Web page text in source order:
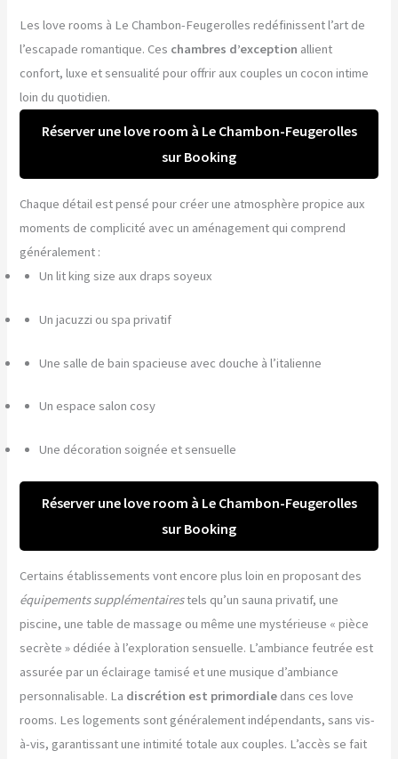
Les love rooms à Le Chambon-Feugerolles redéfinissent l’art de
l’escapade romantique. Ces chambres d’exception allient
confort, luxe et sensualité pour offrir aux couples un cocon intime
loin du quotidien.
Réserver une love room à Le Chambon-Feugerolles
sur Booking
Chaque détail est pensé pour créer une atmosphère propice aux
moments de complicité avec un aménagement qui comprend
généralement :
Un lit king size aux draps soyeux
Un jacuzzi ou spa privatif
Une salle de bain spacieuse avec douche à l’italienne
Un espace salon cosy
Une décoration soignée et sensuelle
Réserver une love room à Le Chambon-Feugerolles
sur Booking
Certains établissements vont encore plus loin en proposant des
équipements supplémentairestels qu’un sauna privatif, une
piscine, une table de massage ou même une mystérieuse « pièce
secrète » dédiée à l’exploration sensuelle. L’ambiance feutrée est
assurée par un éclairage tamisé et une musique d’ambiance
personnalisable. La discrétion est primordiale dans ces love
rooms. Les logements sont généralement indépendants, sans vis-
à-vis, garantissant une intimité totale aux couples. L’accès se fait